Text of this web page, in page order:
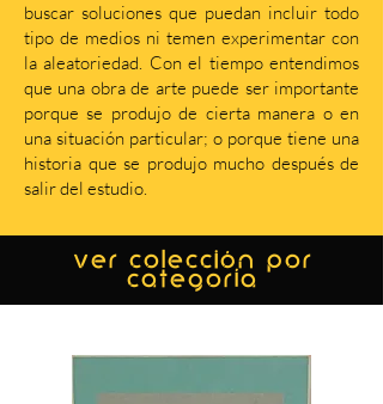
buscar soluciones que puedan incluir todo
tipo de medios ni temen experimentar con
la aleatoriedad. Con el tiempo entendimos
que una obra de arte puede ser importante
porque se produjo de cierta manera o en
una situación particular; o porque tiene una
historia que se produjo mucho después de
salir del estudio.
ver colección por
categoría